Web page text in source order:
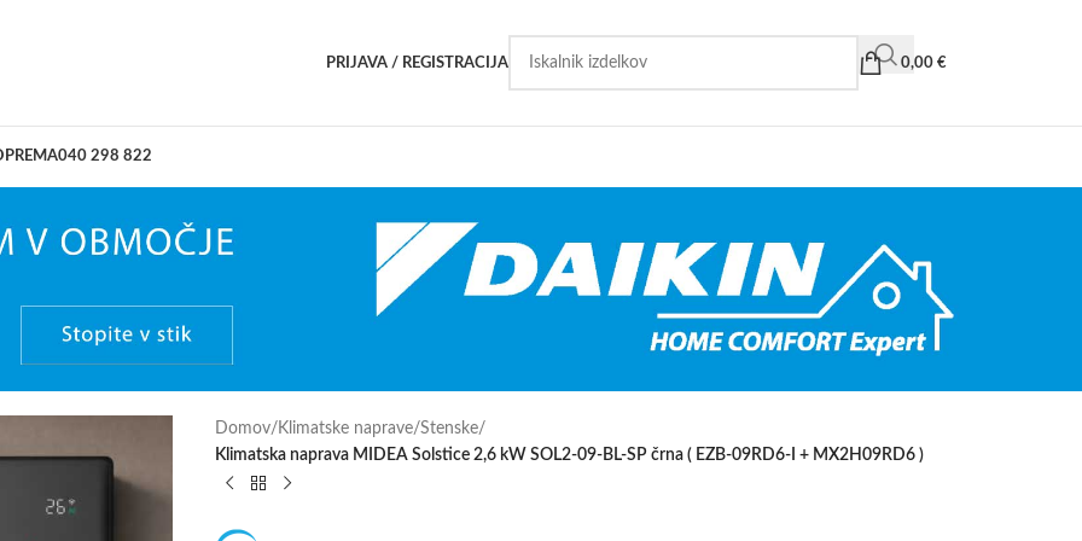
PRIJAVA / REGISTRACIJA 0,00 €
040 298 822
Domov/ Klimatske naprave/Stenske/
Klimatska naprava MIDEA Solstice 2,6 kW SOL2-09-BL-SP črna ( EZB-09RD6-I + MX2H09RD6 )